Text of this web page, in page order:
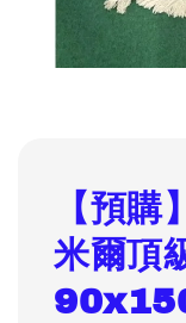
【預購
米爾頂